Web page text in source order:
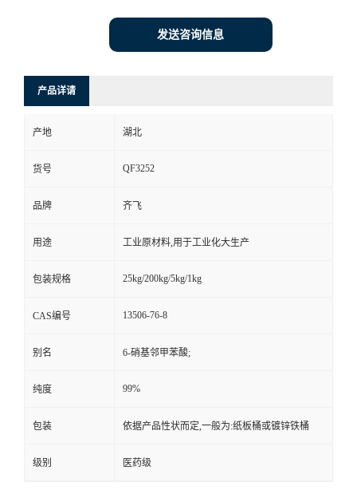
发送咨询信息
产品详请
产地 湖北
货号 QF3252
品牌 齐飞
用途 工业原材料,用于工业化大生产
包装规格 25kg/200kg/5kg/1kg
CAS编号 13506-76-8
别名 6-硝基邻甲苯酸;
纯度 99%
包装 依据产品性状而定,一般为:纸板桶或镀锌铁桶
级别 医药级